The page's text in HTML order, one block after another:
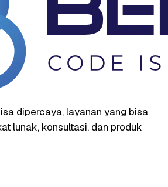
dipercaya, layanan yang bisa
lunak, konsultasi, dan produk